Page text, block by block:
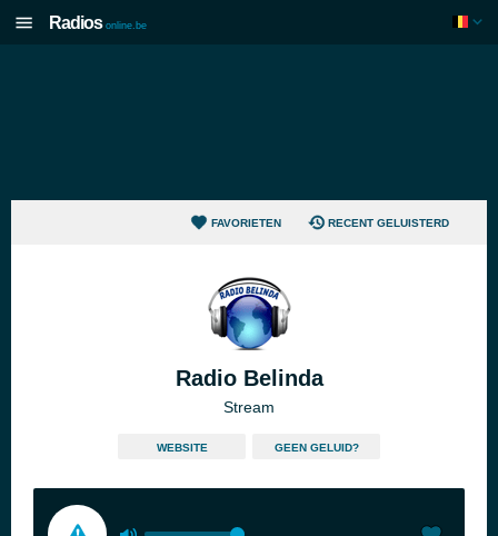
Radios online.be
FAVORIETEN RECENT GELUISTERD
Radio Belinda
Stream
WEBSITE GEEN GELUID?